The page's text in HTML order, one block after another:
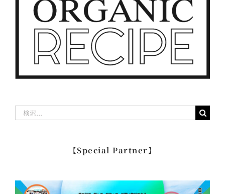
【Special Partner】